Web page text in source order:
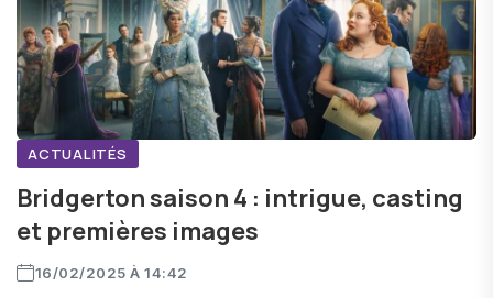
ACTUALITÉS
Bridgerton saison 4 : intrigue, casting
et premières images
16/02/2025 À 14:42